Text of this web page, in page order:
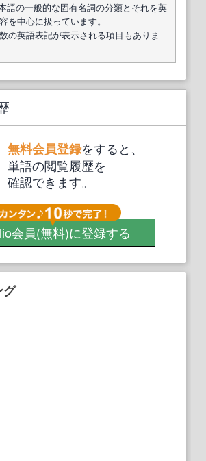
語の一般的な固有名詞の分類とそれを英
を中心に扱っています。
の英語表記が表示される項目もありま
無料会員登録をすると、
単語の閲覧履歴を
確認できます。
会員(無料)に登録する
グ